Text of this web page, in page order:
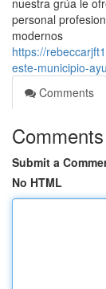
nuestra grúa le
personal
modernos
https://
este-municipio-
Comments
Comments
Submit a
No HTML